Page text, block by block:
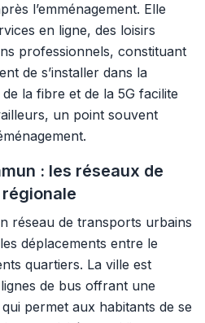
l’emménagement. Elle
en ligne, des loisirs
professionnels, constituant
de s’installer dans la
la fibre et de la 5G facilite
un point souvent
: les réseaux de
réseau de transports urbains
déplacements entre le
quartiers. La ville est
de bus offrant une
permet aux habitants de se